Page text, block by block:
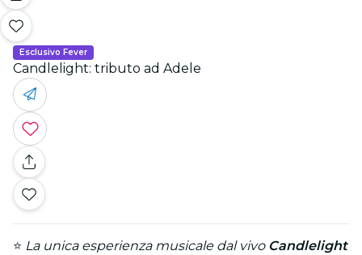
Esclusivo Fever
Candlelight: tributo ad Adele
⭐ La unica esperienza musicale dal vivo Candlelight